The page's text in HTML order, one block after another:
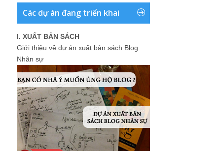
Các dự án đang triển khai
I. XUẤT BẢN SÁCH
Giới thiệu về dự án xuất bản sách Blog
Nhân sự